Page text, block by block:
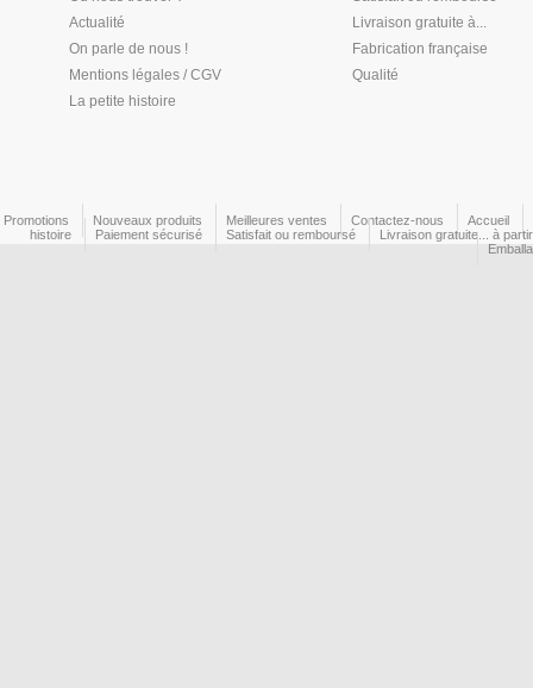
Actualité
On parle de nous !
Mentions légales / CGV
La petite histoire
Livraison gratuite à...
Fabrication française
Qualité
Promotions Nouveaux produits Meilleures ventes Contactez-nous Accueil
histoire
Paiement sécurisé Satisfait ou remboursé
Livraison gratuite... à